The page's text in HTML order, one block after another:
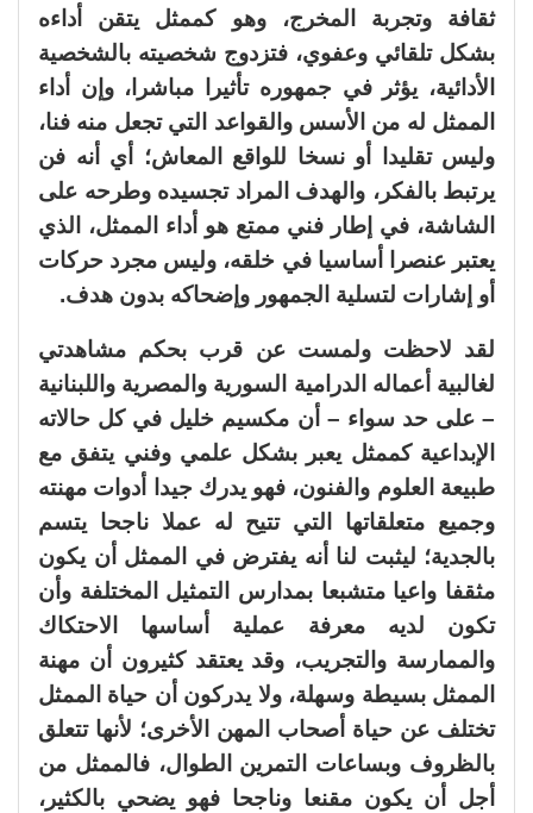
ثقافة وتجربة المخرج، وهو كممثل يتقن أداءه
بشكل تلقائي وعفوي، فتزدوج شخصيته بالشخصية
الأدائية، يؤثر في جمهوره تأثيرا مباشرا، وإن أداء
الممثل له من الأسس والقواعد التي تجعل منه فنا،
وليس تقليدا أو نسخا للواقع المعاش؛ أي أنه فن
يرتبط بالفكر، والهدف المراد تجسيده وطرحه على
الشاشة، في إطار فني ممتع هو أداء الممثل، الذي
يعتبر عنصرا أساسيا في خلقه، وليس مجرد حركات
أو إشارات لتسلية الجمهور وإضحاكه بدون هدف.
لقد لاحظت ولمست عن قرب بحكم مشاهدتي
لغالبية أعماله الدرامية السورية والمصرية واللبنانية
– على حد سواء – أن مكسيم خليل في كل حالاته
الإبداعية كممثل يعبر بشكل علمي وفني يتفق مع
طبيعة العلوم والفنون، فهو يدرك جيدا أدوات مهنته
وجميع متعلقاتها التي تتيح له عملا ناجحا يتسم
بالجدية؛ ليثبت لنا أنه يفترض في الممثل أن يكون
مثقفا واعيا متشبعا بمدارس التمثيل المختلفة وأن
تكون لديه معرفة عملية أساسها الاحتكاك
والممارسة والتجريب، وقد يعتقد كثيرون أن مهنة
الممثل بسيطة وسهلة، ولا يدركون أن حياة الممثل
تختلف عن حياة أصحاب المهن الأخرى؛ لأنها تتعلق
بالظروف وبساعات التمرين الطوال، فالممثل من
أجل أن يكون مقنعا وناجحا فهو يضحي بالكثير،